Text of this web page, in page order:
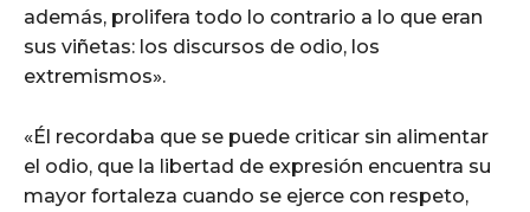
además, prolifera todo lo contrario a lo que eran
sus viñetas: los discursos de odio, los
extremismos».
«Él recordaba que se puede criticar sin alimentar
el odio, que la libertad de expresión encuentra su
mayor fortaleza cuando se ejerce con respeto,